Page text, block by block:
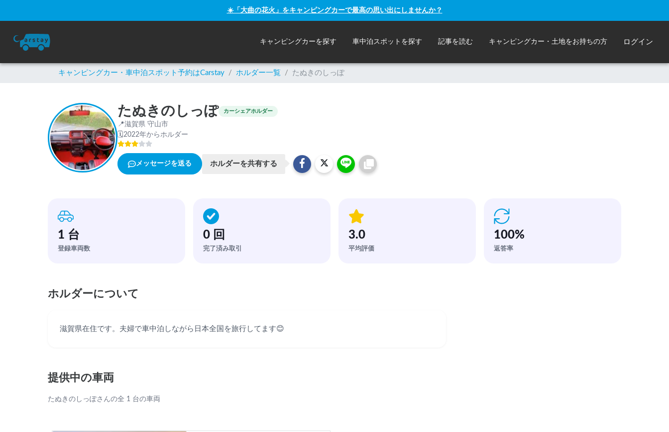
☀️「大曲の花火」をキャンピングカーで最高の思い出にしませんか？
キャンピングカーを探す 車中泊スポットを探す 記事を読む キャンピングカー・土地をお持ちの方 ログイン
キャンピングカー・車中泊スポット予約はCarstay / ホルダー一覧 / たぬきのしっぽ
たぬきのしっぽ カーシェアホルダー
📍滋賀県 守山市
🗓2022年からホルダー
メッセージを送る ホルダーを共有する
1 台
登録車両数
0 回
完了済み取引
3.0
平均評価
100%
返答率
ホルダーについて
滋賀県在住です。夫婦で車中泊しながら日本全国を旅行してます😊
提供中の車両
たぬきのしっぽさんの全 1 台の車両